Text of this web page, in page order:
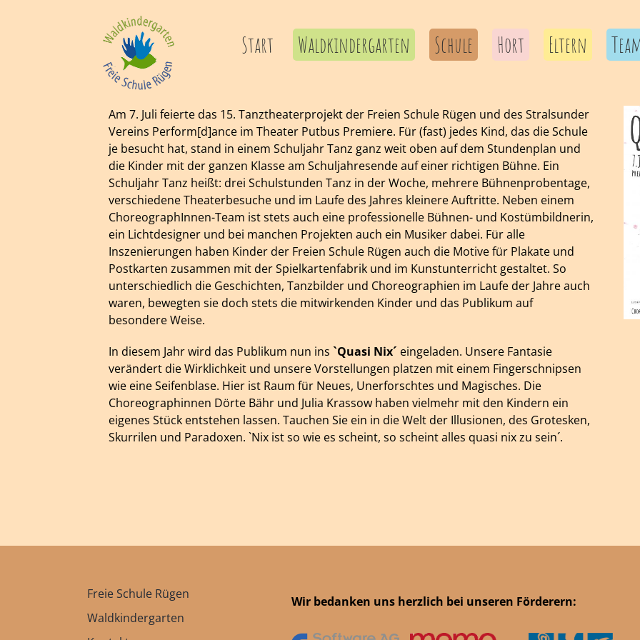
Start Waldkindergarten Schule Hort Eltern
Am 7. Juli feierte das 15. Tanztheaterprojekt der Freien Schule Rügen und des Stralsunder
Vereins Perform[d]ance im Theater Putbus Premiere. Für (fast) jedes Kind, das die Schule
je besucht hat, stand in einem Schuljahr Tanz ganz weit oben auf dem Stundenplan und
die Kinder mit der ganzen Klasse am Schuljahresende auf einer richtigen Bühne. Ein
Schuljahr Tanz heißt: drei Schulstunden Tanz in der Woche, mehrere Bühnenprobentage,
verschiedene Theaterbesuche und im Laufe des Jahres kleinere Auftritte. Neben einem
ChoreographInnen-Team ist stets auch eine professionelle Bühnen- und Kostümbildnerin,
ein Lichtdesigner und bei manchen Projekten auch ein Musiker dabei. Für alle
Inszenierungen haben Kinder der Freien Schule Rügen auch die Motive für Plakate und
Postkarten zusammen mit der Spielkartenfabrik und im Kunstunterricht gestaltet. So
unterschiedlich die Geschichten, Tanzbilder und Choreographien im Laufe der Jahre auch
waren, bewegten sie doch stets die mitwirkenden Kinder und das Publikum auf
besondere Weise.
In diesem Jahr wird das Publikum nun ins `Quasi Nix´ eingeladen. Unsere Fantasie
verändert die Wirklichkeit und unsere Vorstellungen platzen mit einem Fingerschnipsen
wie eine Seifenblase. Hier ist Raum für Neues, Unerforschtes und Magisches. Die
Choreographinnen Dörte Bähr und Julia Krassow haben vielmehr mit den Kindern ein
eigenes Stück entstehen lassen. Tauchen Sie ein in die Welt der Illusionen, des Grotesken,
Skurrilen und Paradoxen. `Nix ist so wie es scheint, so scheint alles quasi nix zu sein´.
Freie Schule Rügen
Waldkindergarten
Wir bedanken uns herzlich bei unseren Förderern: